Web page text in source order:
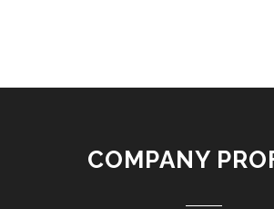
COMPANY